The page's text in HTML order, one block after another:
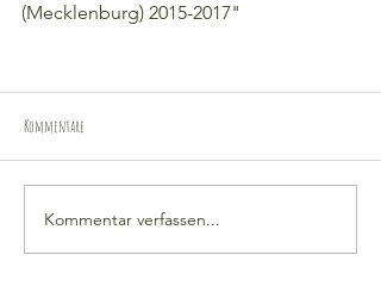
(Mecklenburg) 2015-2017"
Kommentare
Kommentar verfassen...